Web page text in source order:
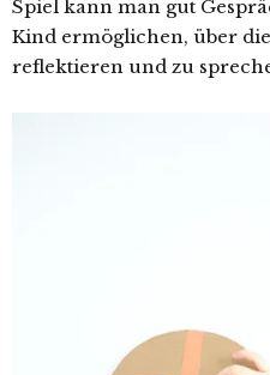
Spiel kann man gut
Kind ermöglichen, über
reflektieren und zu